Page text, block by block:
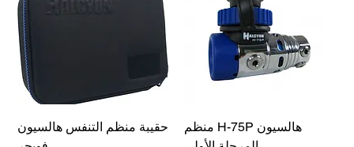
هالسيون H-75P منظم
حقيبة منظم التنفس هالسيون